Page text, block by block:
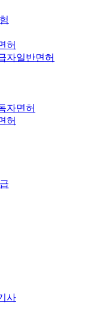
허
자일반면허
자면허
허
사